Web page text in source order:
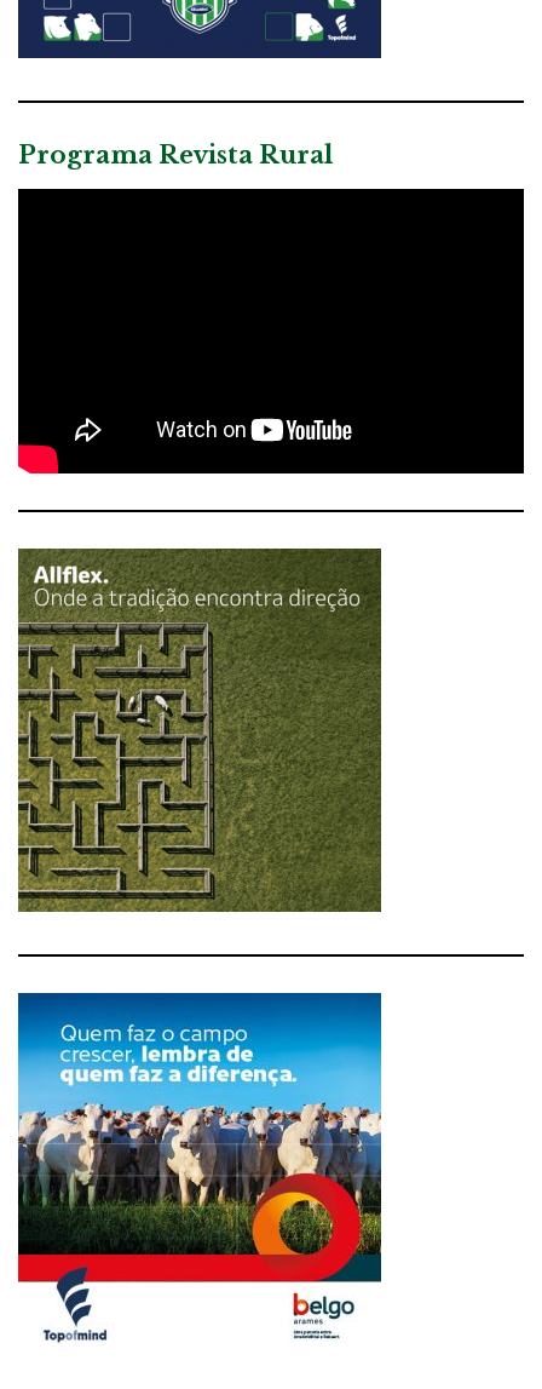
Programa Revista Rural